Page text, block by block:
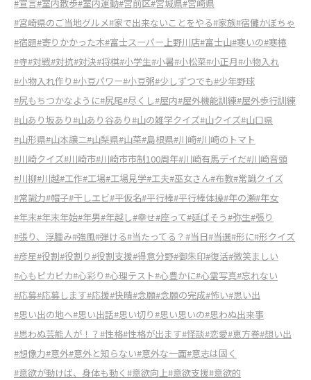
#宣言#室内散歩#室内運動#宮前区#宮城県#宮崎県
#宮崎県のご当地グルメ#家で出来ないことをやる#家族#宿儺かぼちゃ
#宿題#寄りかかった木#富士スーパー上野川店#富士山#寒いの#寒椿
#寺#対戦#対抗#対決#将棋#小学生#小暑#小松菜#小正月#小物入れ
#小物入れ作り#小豆パワー#小豆粥#少しずつでも#少年野球
#尻もちつかなように#尻尾#尽くし#屋内#屋外機能訓練#屋外歩行訓練
#山あり坂あり#山あり谷あり#山の雑学クイズ#山クイズ#山口県
#山形県#山本譲二#山梨県#山菜#島根県#川崎#川崎のトマト
#川崎クイズ#川崎市#川崎市市制100周年#川崎有馬デイだ#川崎音頭
#川柳#川越#工作#工場#工場見学#工夫#巫女さん#布教#常識クイズ
#常識力#帽子#干しエビ#平仮名#平行棒#平行棒体操#年の瀬#年女
#年末#年末年始#年男#年越し#幸せ#座って#延ばそう#弥生#張り
#張り、浮腫み#強風#弾ける#当たってる？ #当日#当選#形に#形クイズ
#彦星#役割#役割り#役割支援#得意分野#御朱印#復活#微笑ましい
#心もピカピカ#心彩り#心理テスト#心豊かに#心霊写真#忘れない
#応募#応募します#応援#快晴#念願#念願の完成#怖い#思い出
#思い出の地へ#思い出話#思い切り#思い思いの#思わぬ出来事
#思わぬ芸能人が！？ #性格#性格が出ます#怪談#恋愛#恵方巻#想い出
#想像力#意外#意外と知らない#意外な一面#意志は固く
#意欲が動けば、身体も動く #意欲向上#意欲支援#意欲的